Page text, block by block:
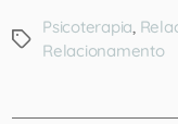
Psicoterapia
Relacionamento